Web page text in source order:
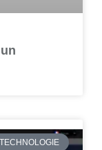
TECHNOLOGIE